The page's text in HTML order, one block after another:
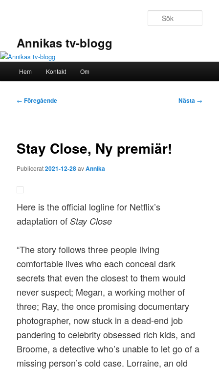
Annikas tv-blogg
Hem Kontakt Om
Inläggsnavigering
← Föregående Nästa →
Stay Close, Ny premiär!
Publicerat2021-12-28avAnnika
Here is the official logline for Netflix’s
adaptation ofStay Close
“The story follows three people living
comfortable lives who each conceal dark
secrets that even the closest to them would
never suspect; Megan, a working mother of
three; Ray, the once promising documentary
photographer, now stuck in a dead-end job
pandering to celebrity obsessed rich kids, and
Broome, a detective who’s unable to let go of a
missing person’s cold case. Lorraine, an old